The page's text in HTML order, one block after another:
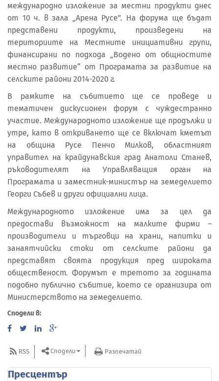
международно изложение за местни продукти днес
от 10 ч. в зала „Арена Русе”. На форума ще бъдат
представени продукти, произведени на
териториите на Местните инициативни групи,
финансирани по подхода „Водено от общностите
местно развитие“ от Програмата за развитие на
селските райони 2014-2020 г.
В рамките на събитието ще се проведе и
тематичен дискусионен форум с чуждестранно
участие. Международното изложение ще продължи и
утре, като в откриването ще се включат кметът
на община Русе Пенчо Милков, областният
управител на крайдунавския град Анатоли Станев,
ръководителят на Управляващия орган на
Програмата и заместник-министър на земеделието
Георги Събев и други официални лица.
Международното изложение има за цел да
предостави възможност на малките фирми –
производители и търговци на храни, напитки и
занаятчийски стоки от селските райони да
представят своята продукция пред широката
общественост. Форумът е третото за годината
подобно публично събитие, което се организира от
Министерството на земеделието.
Сподели в:
RSS Сподели Разпечатай
Пресцентър